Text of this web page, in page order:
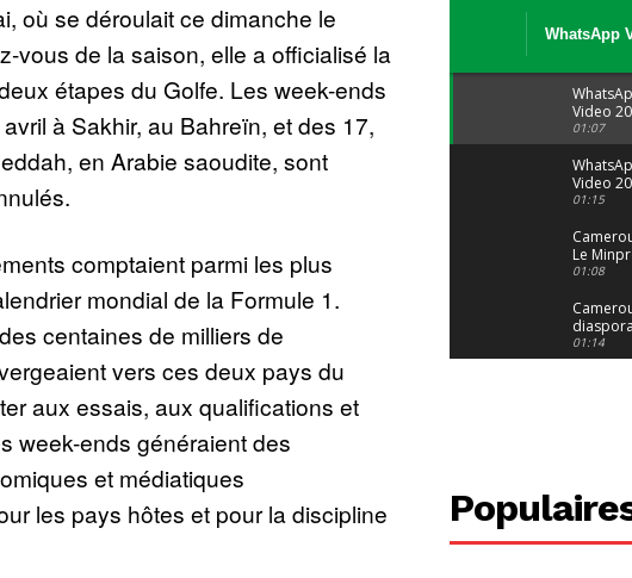
où se déroulait ce dimanche le
vous de la saison, elle a officialisé la
étapes du Golfe. Les week-ends
à Sakhir, au Bahreïn, et des 17,
en Arabie saoudite, sont
comptaient parmi les plus
mondial de la Formule 1.
centaines de milliers de
vers ces deux pays du
aux essais, aux qualifications et
week-ends généraient des
et médiatiques
les pays hôtes et pour la discipline
WhatsApp
Video
04 at 15
01:07
Video
29 at 12
01:15
Le
alerte
jeunes
01:08
suivra-t-
l’appel
01:14
400 000
pasteur
L’État